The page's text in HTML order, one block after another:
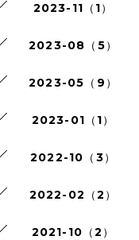
2023-11（1）
2023-08（5）
2023-05（9）
2023-01（1）
2022-10（3）
2022-02（2）
2021-10（2）